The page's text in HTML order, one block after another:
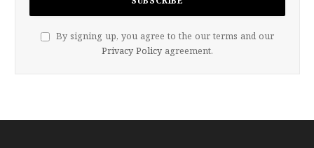
By signing up, you agree to the our terms and our
Privacy Policy agreement.